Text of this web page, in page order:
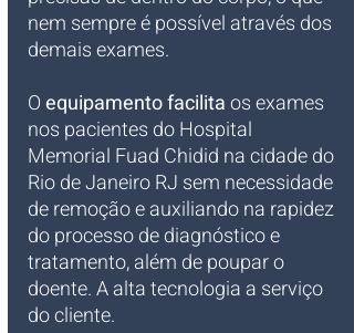
nem sempre é possível através dos
demais exames.
O equipamento facilita os exames
nos pacientes do Hospital
Memorial Fuad Chidid na cidade do
Rio de Janeiro RJ sem necessidade
de remoção e auxiliando na rapidez
do processo de diagnóstico e
tratamento, além de poupar o
doente. A alta tecnologia a serviço
do cliente.